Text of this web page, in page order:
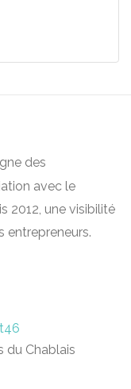
des
avec le
2012, une visibilité
entrepreneurs.
du Chablais